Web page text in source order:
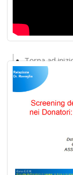
Torna ad
Torna alla
Torna al